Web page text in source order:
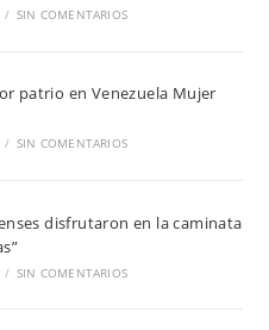
/ SIN COMENTARIOS
patrio en Venezuela Mujer
/ SIN COMENTARIOS
disfrutaron en la caminata
/ SIN COMENTARIOS